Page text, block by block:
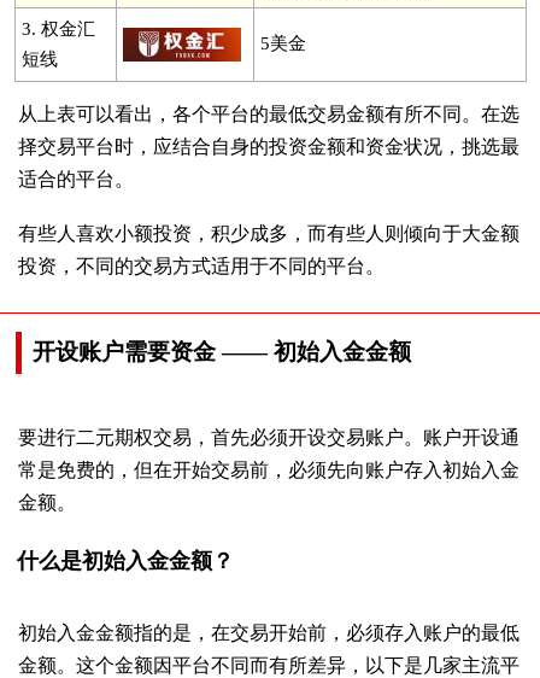
3. 权金汇
短线
5美金
从上表可以看出，各个平台的最低交易金额有所不同。在选
择交易平台时，应结合自身的投资金额和资金状况，挑选最
适合的平台。
有些人喜欢小额投资，积少成多，而有些人则倾向于大金额
投资，不同的交易方式适用于不同的平台。
开设账户需要资金 —— 初始入金金额
要进行二元期权交易，首先必须开设交易账户。账户开设通
常是免费的，但在开始交易前，必须先向账户存入初始入金
金额。
什么是初始入金金额？
初始入金金额指的是，在交易开始前，必须存入账户的最低
金额。这个金额因平台不同而有所差异，以下是几家主流平